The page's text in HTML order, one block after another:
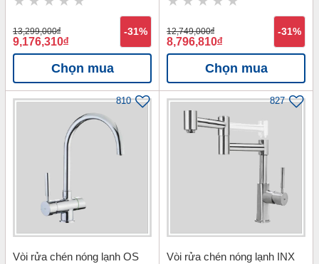
13,299,000đ
9,176,310đ
-31%
Chọn mua
12,749,000đ
8,796,810đ
-31%
Chọn mua
810
Vòi rửa chén nóng lạnh OS
827
Vòi rửa chén nóng lạnh INX